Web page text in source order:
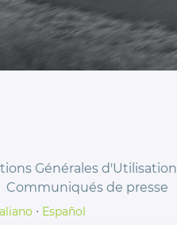
Générales d'Utilisation
Communiqués de presse
⋅ Español